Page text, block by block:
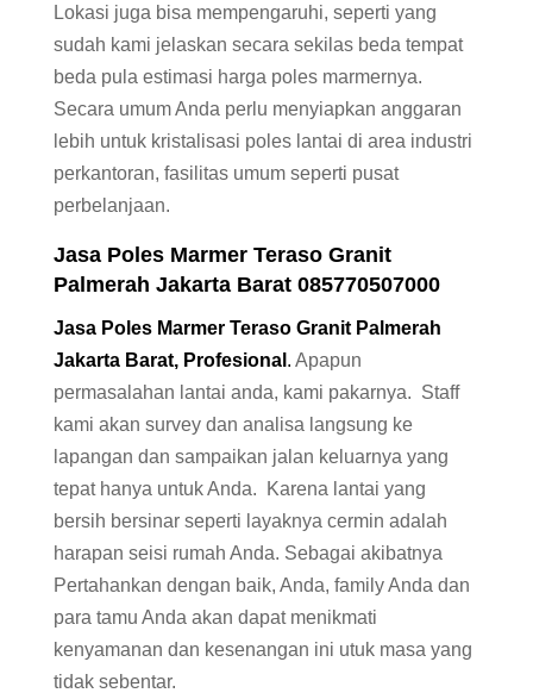
Lokasi juga bisa mempengaruhi, seperti yang
sudah kami jelaskan secara sekilas beda tempat
beda pula estimasi harga poles marmernya.
Secara umum Anda perlu menyiapkan anggaran
lebih untuk kristalisasi poles lantai di area industri
perkantoran, fasilitas umum seperti pusat
perbelanjaan.
Jasa Poles MarmerTeraso Granit
Palmerah Jakarta Barat 085770507000
Jasa Poles Marmer Teraso Granit Palmerah
Jakarta Barat, Profesional . Apapun
permasalahan lantai anda, kami pakarnya. Staff
kami akan survey dan analisa langsung ke
lapangan dan sampaikan jalan keluarnya yang
tepat hanya untuk Anda. Karena lantai yang
bersih bersinar seperti layaknya cermin adalah
harapan seisi rumah Anda. Sebagai akibatnya
Pertahankan dengan baik, Anda, family Anda dan
para tamu Anda akan dapat menikmati
kenyamanan dan kesenangan ini utuk masa yang
tidak sebentar.